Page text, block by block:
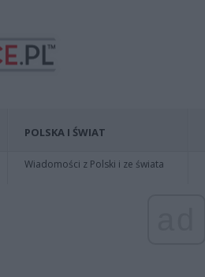
POLSKA I ŚWIAT
Wiadomości z Polski i ze świata